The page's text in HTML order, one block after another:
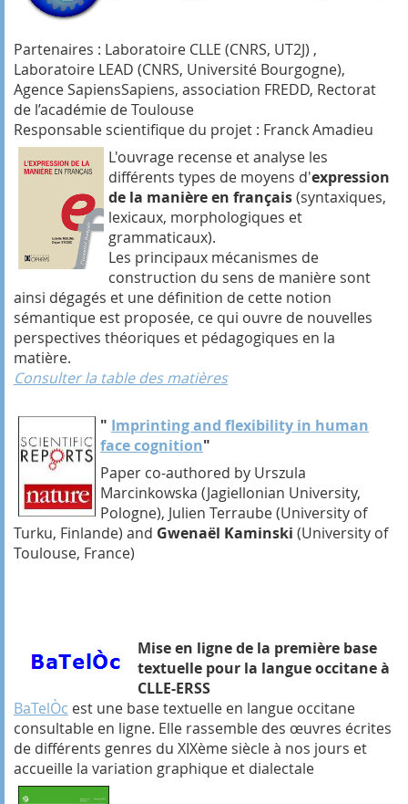
Partenaires : Laboratoire CLLE (CNRS, UT2J) ,
Laboratoire LEAD (CNRS, Université Bourgogne),
Agence SapiensSapiens, association FREDD, Rectorat
de l’académie de Toulouse
Responsable scientifique du projet : Franck Amadieu
L'ouvrage recense et analyse les
différents types de moyens d'expression
de la manière en français(syntaxiques,
lexicaux, morphologiques et
grammaticaux).
Les principaux mécanismes de
construction du sens de manière sont
ainsi dégagés et une définition de cette notion
sémantique est proposée, ce qui ouvre de nouvelles
perspectives théoriques et pédagogiques en la
matière.
Consulter la table des matières
" Imprinting and flexibility in human
face cognition"
Paper co-authored by Urszula
Marcinkowska (Jagiellonian University,
Pologne), Julien Terraube (University of
Turku, Finlande) and Gwenaël Kaminski (University of
Toulouse, France)
Mise en ligne de la première base
textuelle pour la langue occitane à
CLLE-ERSS
BaTelÒc est une base textuelle en langue occitane
consultable en ligne. Elle rassemble des œuvres écrites
de différents genres du XIXème siècle à nos jours et
accueille la variation graphique et dialectale